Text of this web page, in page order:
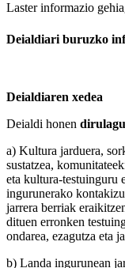
Laster informazio
Deialdiari buruzko
Deialdiaren xedea
Deialdi honen
a) Kultura jarduera,
sustatzea,
eta kultura-testuinguru
ingurunerako
jarrera berriak
dituen erronken
ondarea, ezagutza eta
b) Landa ingurunean